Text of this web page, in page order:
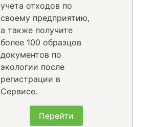
учета отходов по
своему предприятию,
а также получите
более 100 образцов
документов по
экологии после
регистрации в
Сервисе.
Перейти